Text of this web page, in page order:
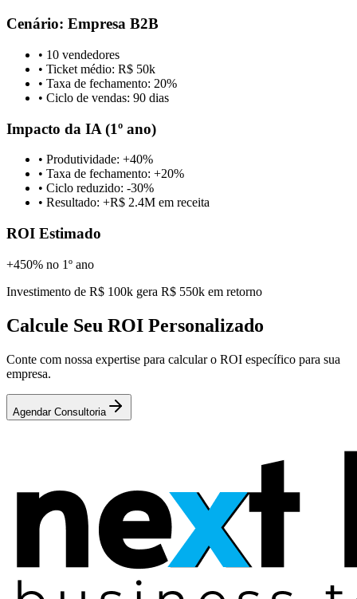
Cenário: Empresa B2B
• 10 vendedores
• Ticket médio: R$ 50k
• Taxa de fechamento: 20%
• Ciclo de vendas: 90 dias
Impacto da IA (1º ano)
• Produtividade: +40%
• Taxa de fechamento: +20%
• Ciclo reduzido: -30%
• Resultado: +R$ 2.4M em receita
ROI Estimado
+450% no 1º ano
Investimento de R$ 100k gera R$ 550k em retorno
Calcule Seu ROI Personalizado
Conte com nossa expertise para calcular o ROI específico para sua
empresa.
Agendar Consultoria